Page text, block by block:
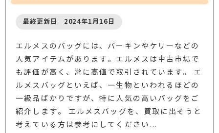
最終更新日 2024年1月16日
エルメスのバッグには、バーキンやケリーなどの
人気アイテムがあります。エルメスは中古市場で
も評価が高く、常に高値で取引されています。 エ
ルメスバッグといえば、一生物といわれるほどの
一級品ばかりですが、特に人気の高いバッグをご
紹介します。 エルメスバッグを、買取に出そうと
考えている方は参考にしてください …